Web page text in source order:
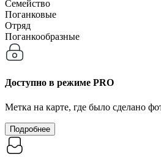
Семейство
Поганковые
Отряд
Поганкообразные
Доступно в режиме PRO
Метка на карте, где было сделано
Подробнее